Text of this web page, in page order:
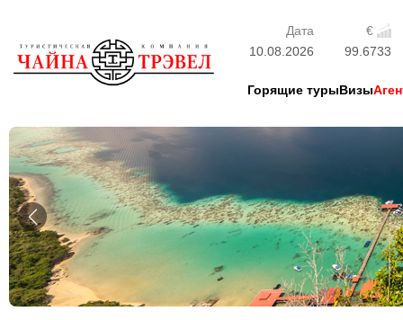
Дата
€
10.08.2026
99.6733
Горящие турыВизы